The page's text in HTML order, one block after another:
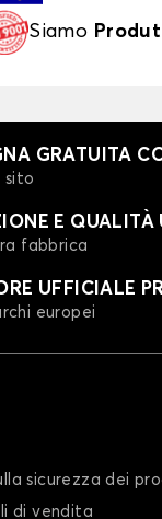
Siamo
GRATUITA
sito
E QUALITÀ
fabbrica
UFFICIALE
europei
sicurezza dei
di vendita